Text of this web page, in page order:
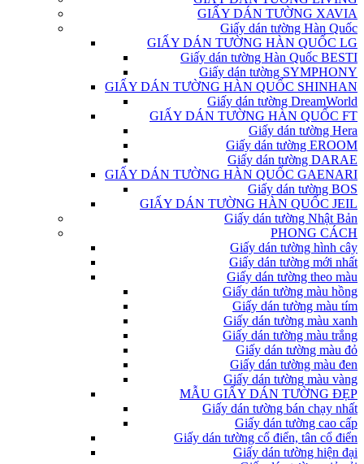
GIẤY DÁN TƯỜNG XAVIA
Giấy dán tường Hàn Quốc
GIẤY DÁN TƯỜNG HÀN QUỐC LG
Giấy dán tường Hàn Quốc BESTI
Giấy dán tường SYMPHONY
GIẤY DÁN TƯỜNG HÀN QUỐC SHINHAN
Giấy dán tường DreamWorld
GIẤY DÁN TƯỜNG HÀN QUỐC FT
Giấy dán tường Hera
Giấy dán tường EROOM
Giấy dán tường DARAE
GIẤY DÁN TƯỜNG HÀN QUỐC GAENARI
Giấy dán tường BOS
GIẤY DÁN TƯỜNG HÀN QUỐC JEIL
Giấy dán tường Nhật Bản
PHONG CÁCH
Giấy dán tường hình cây
Giấy dán tường mới nhất
Giấy dán tường theo màu
Giấy dán tường màu hồng
Giấy dán tường màu tím
Giấy dán tường màu xanh
Giấy dán tường màu trắng
Giấy dán tường màu đỏ
Giấy dán tường màu đen
Giấy dán tường màu vàng
MẪU GIẤY DÁN TƯỜNG ĐẸP
Giấy dán tường bán chạy nhất
Giấy dán tường cao cấp
Giấy dán tường cổ điển, tân cổ điển
Giấy dán tường hiện đại